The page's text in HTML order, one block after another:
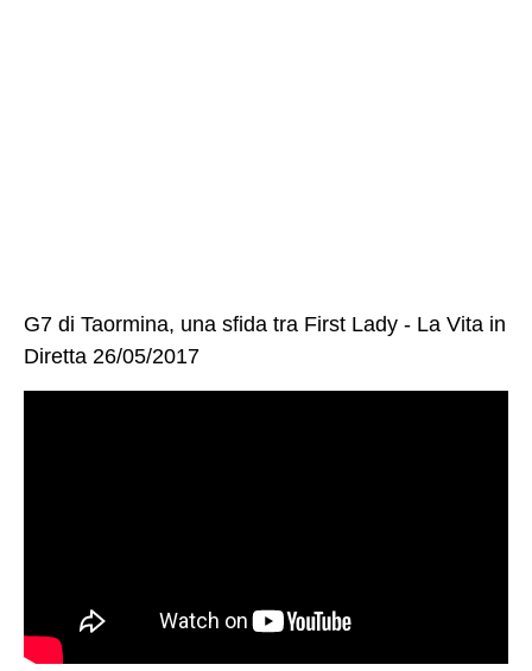
G7 di Taormina, una sfida tra First Lady - La Vita in
Diretta 26/05/2017